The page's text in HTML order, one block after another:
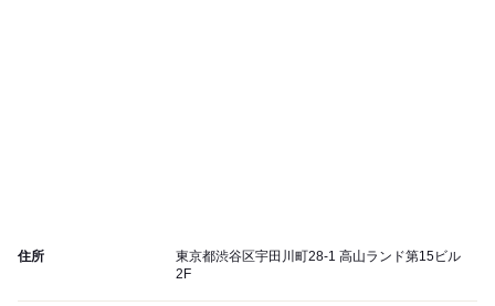
住所
東京都渋谷区宇田川町28-1 高山ランド第15ビル
2F